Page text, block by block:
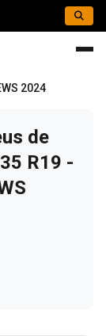
2024
de
R19 -